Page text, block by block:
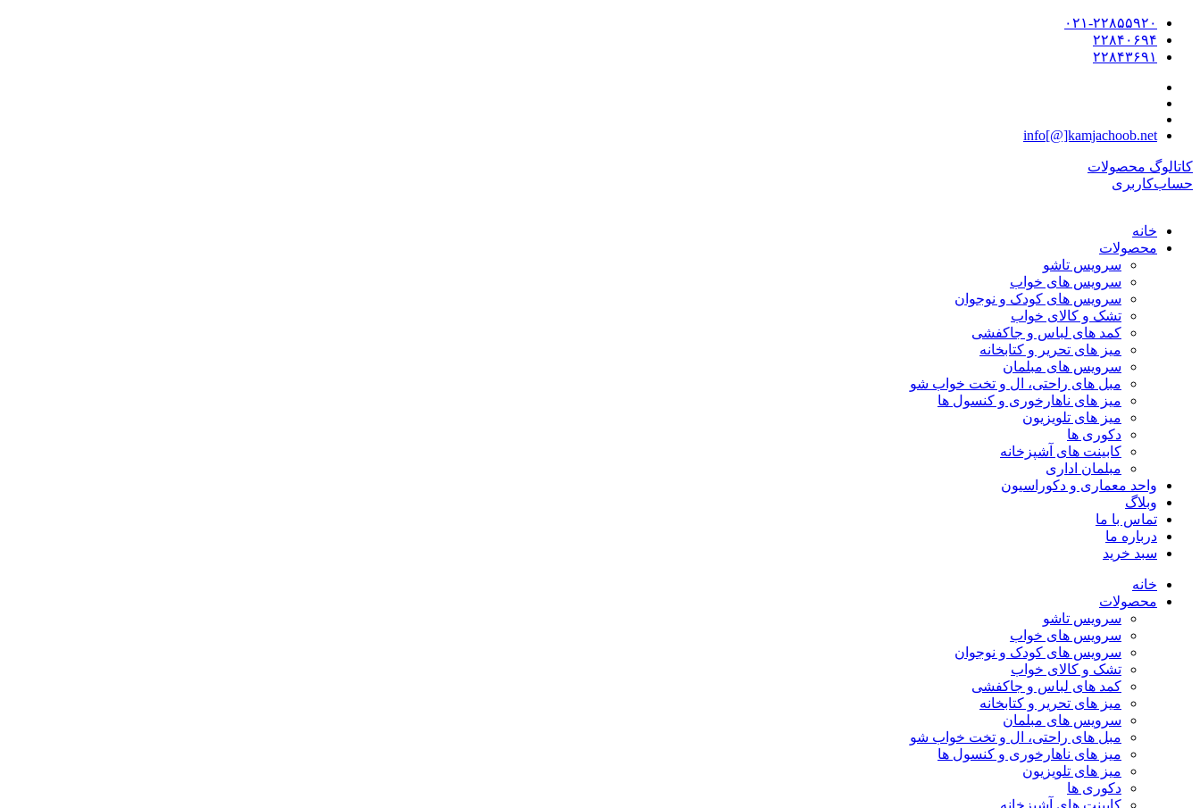
۰۲۱-۲۲۸۵۵۹۲۰
۲۲۸۴۰۶۹۴
۲۲۸۴۳۶۹۱
info[@]kamjachoob.net
کاتالوگ محصولات
حساب‌کاربری
خانه
محصولات
سرویس تاشو
سرویس های خواب
سرویس های کودک و نوجوان
تشک و کالای خواب
کمد های لباس و جاکفشی
میز های تحریر و کتابخانه
سرویس های مبلمان
مبل های راحتی، ال و تخت خواب شو
میز های ناهارخوری و کنسول ها
میز های تلویزیون
دکوری ها
کابینت های آشپزخانه
مبلمان اداری
واحد معماری و دکوراسیون
وبلاگ
تماس با ما
درباره ما
سبد خرید
خانه
محصولات
سرویس تاشو
سرویس های خواب
سرویس های کودک و نوجوان
تشک و کالای خواب
کمد های لباس و جاکفشی
میز های تحریر و کتابخانه
سرویس های مبلمان
مبل های راحتی، ال و تخت خواب شو
میز های ناهارخوری و کنسول ها
میز های تلویزیون
دکوری ها
کابینت های آشپزخانه